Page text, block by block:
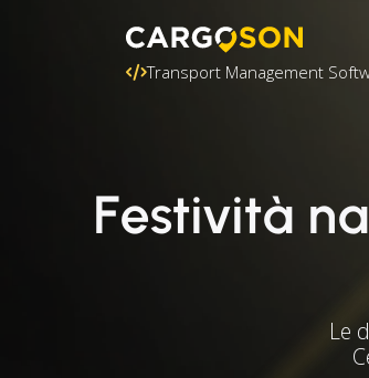
Transport Management
Festività
Le